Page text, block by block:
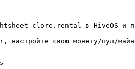
clore.rental в HiveOS и
свою монету/пул/